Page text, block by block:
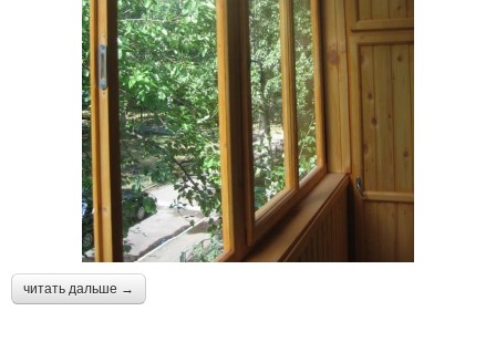
читать дальше →